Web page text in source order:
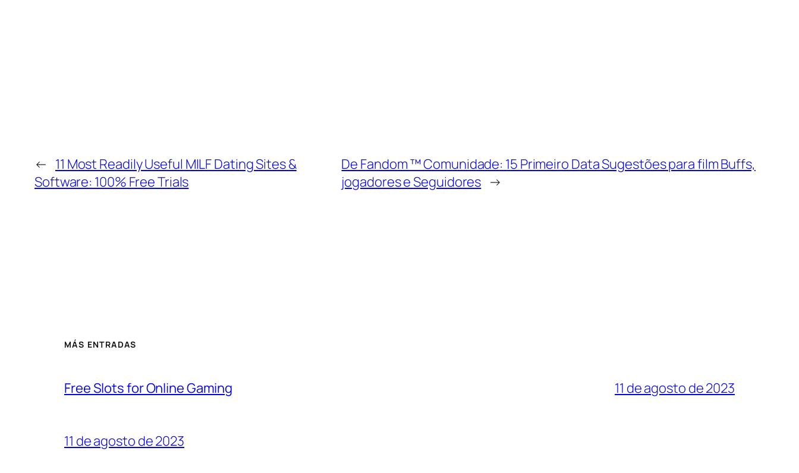
← 11 Most Readily Useful MILF Dating Sites &
Software: 100% Free Trials
De Fandom ™ Comunidade: 15 Primeiro Data Sugestões para film Buffs,
jogadores e Seguidores →
MÁS ENTRADAS
Free Slots for Online Gaming 11 de agosto de 2023
11 de agosto de 2023